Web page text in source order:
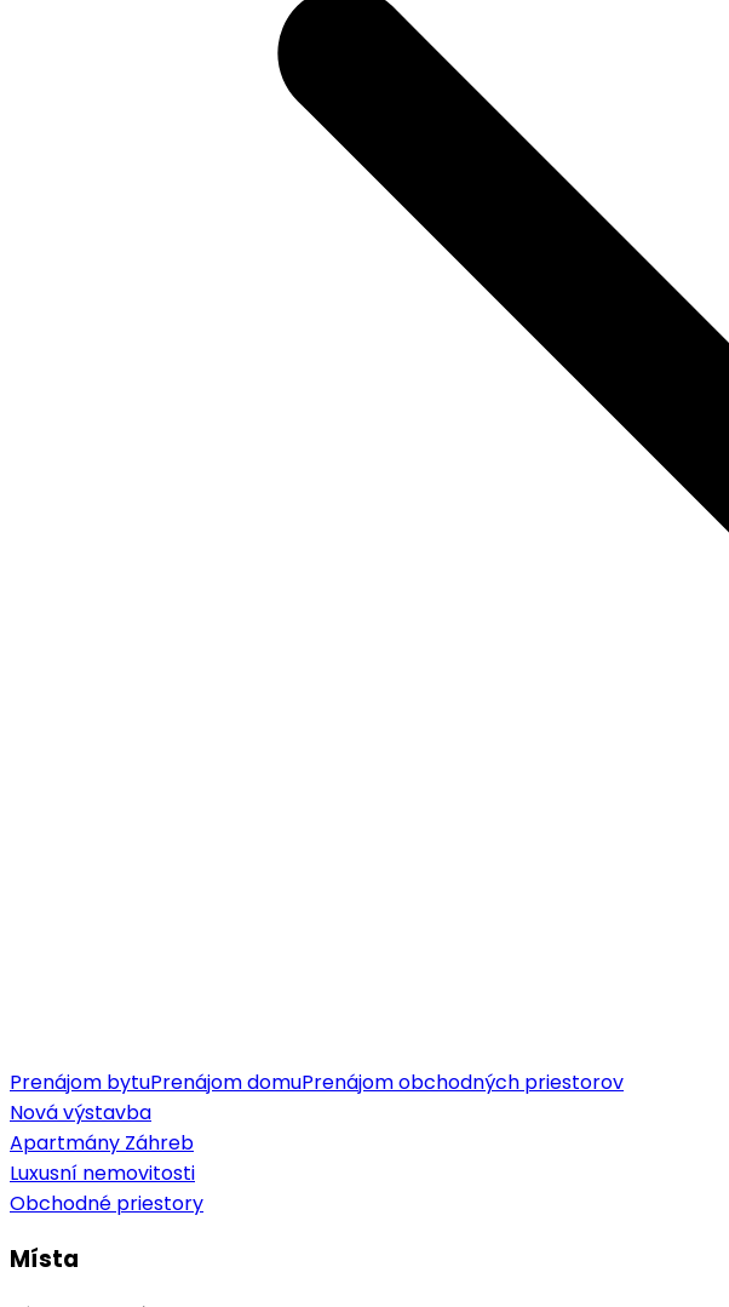
Prenájom bytuPrenájom domuPrenájom obchodných priestorov
Nová výstavba
Apartmány Záhreb
Luxusní nemovitosti
Obchodné priestory
Místa